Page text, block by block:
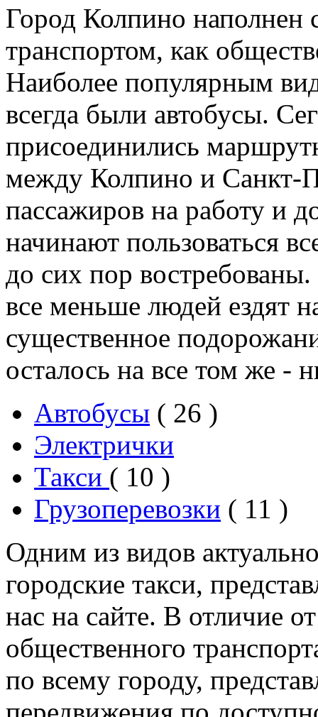
Город Колпино
транспортом, как
Наиболее популярным
всегда были автобусы.
присоединились
между Колпино и Санкт-
пассажиров на работу и
начинают пользоваться
до сих пор
все меньше людей ездят
существенное
осталось на все том же -
Автобусы ( 26 )
Электрички
Такси ( 10 )
Грузоперевозки ( 11 )
Одним из видов
городские такси,
нас на сайте. В отличие
общественного
по всему городу,